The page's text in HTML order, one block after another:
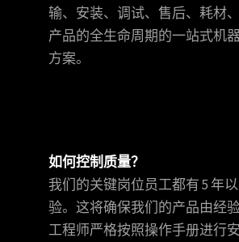
输、安装、调试、售后、耗材
产品的全生命周期的一站式机
方案。
如何控制质量？
我们的关键岗位员工都有 5 年
验。这将确保我们的产品由经
工程师严格按照操作手册进行